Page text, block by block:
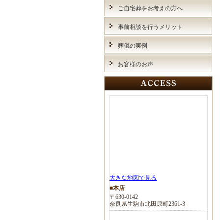
ご自宅葬をお考えの方へ
事前相談を行うメリット
葬儀の実例
お客様のお声
大きな地図で見る
■本店
〒630-0142
奈良県生駒市北田原町2361-3